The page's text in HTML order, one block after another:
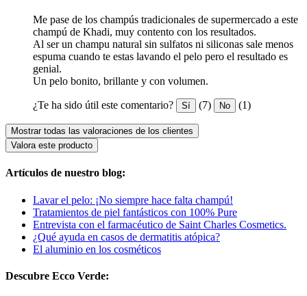
Me pase de los champús tradicionales de supermercado a este
champú de Khadi, muy contento con los resultados.
Al ser un champu natural sin sulfatos ni siliconas sale menos
espuma cuando te estas lavando el pelo pero el resultado es
genial.
Un pelo bonito, brillante y con volumen.
¿Te ha sido útil este comentario? Sí (7) No (1)
Mostrar todas las valoraciones de los clientes
Valora este producto
Artículos de nuestro blog:
Lavar el pelo: ¡No siempre hace falta champú!
Tratamientos de piel fantásticos con 100% Pure
Entrevista con el farmacéutico de Saint Charles Cosmetics.
¿Qué ayuda en casos de dermatitis atópica?
El aluminio en los cosméticos
Descubre Ecco Verde: